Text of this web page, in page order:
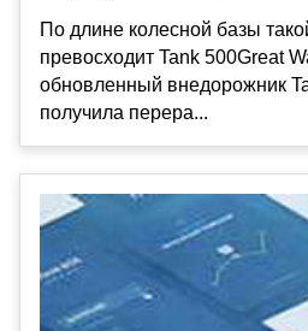
По длине колесной базы
превосходит Tank 500Great
обновленный внедорожник
получила перера...